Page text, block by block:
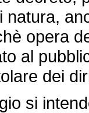
natura,
opera
al
dei
si